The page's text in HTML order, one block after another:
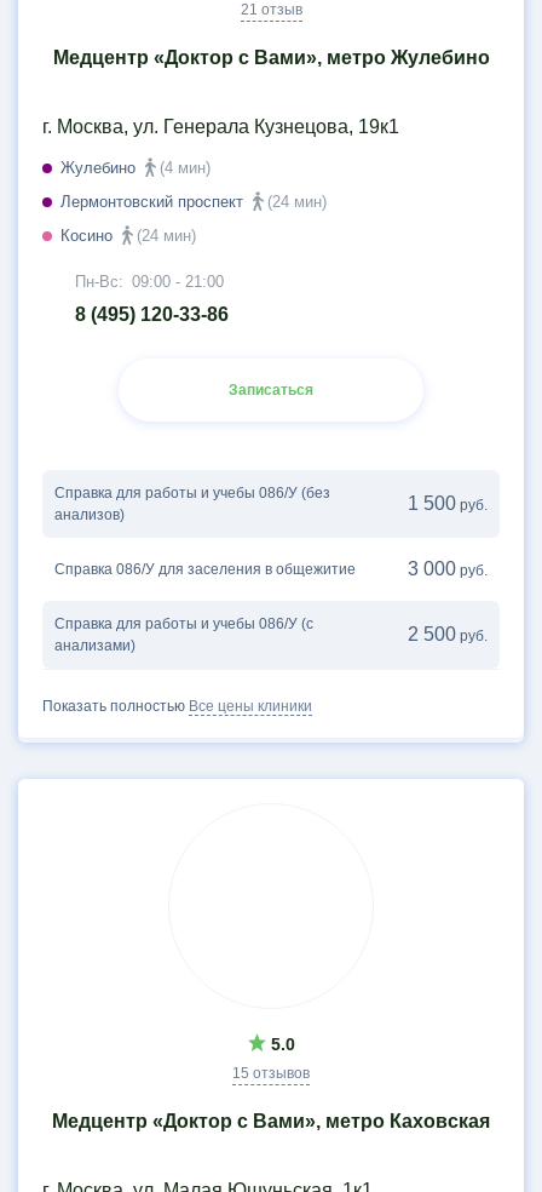
21 отзыв
Медцентр «Доктор с Вами», метро Жулебино
г. Москва, ул. Генерала Кузнецова, 19к1
Жулебино
(4 мин)
Лермонтовский проспект
(24 мин)
Косино
(24 мин)
Пн-Вс: 09:00 - 21:00
8 (495) 120-33-86
Записаться
Справка для работы и учебы 086/У (без
анализов)
1 500 руб.
Справка 086/У для заселения в общежитие 3 000 руб.
Справка для работы и учебы 086/У (с
анализами)
2 500 руб.
Показать полностью Все цены клиники
5.0
15 отзывов
Медцентр «Доктор с Вами», метро Каховская